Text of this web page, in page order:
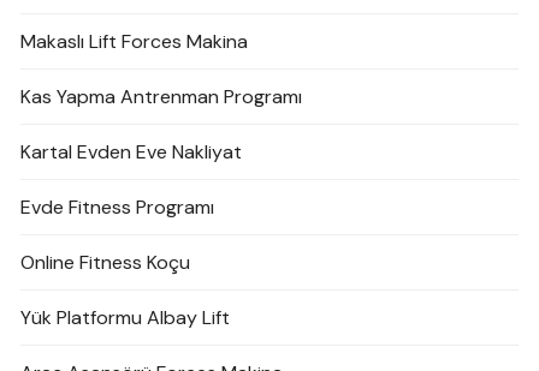
Makaslı Lift Forces Makina
Kas Yapma Antrenman Programı
Kartal Evden Eve Nakliyat
Evde Fitness Programı
Online Fitness Koçu
Yük Platformu Albay Lift